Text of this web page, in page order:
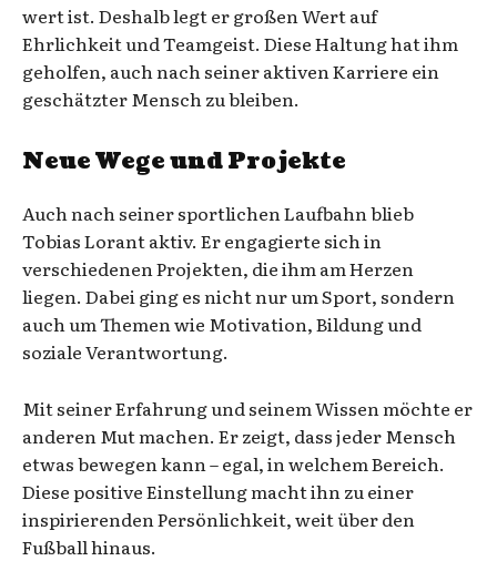
wert ist. Deshalb legt er großen Wert auf
Ehrlichkeit und Teamgeist. Diese Haltung hat ihm
geholfen, auch nach seiner aktiven Karriere ein
geschätzter Mensch zu bleiben.
Neue Wege und Projekte
Auch nach seiner sportlichen Laufbahn blieb
Tobias Lorant aktiv. Er engagierte sich in
verschiedenen Projekten, die ihm am Herzen
liegen. Dabei ging es nicht nur um Sport, sondern
auch um Themen wie Motivation, Bildung und
soziale Verantwortung.
Mit seiner Erfahrung und seinem Wissen möchte er
anderen Mut machen. Er zeigt, dass jeder Mensch
etwas bewegen kann – egal, in welchem Bereich.
Diese positive Einstellung macht ihn zu einer
inspirierenden Persönlichkeit, weit über den
Fußball hinaus.